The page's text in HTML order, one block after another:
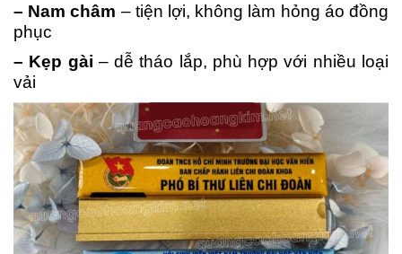
– Nam châm – tiện lợi, không làm hỏng áo đồng
phục
– Kẹp gài – dễ tháo lắp, phù hợp với nhiều loại
vải